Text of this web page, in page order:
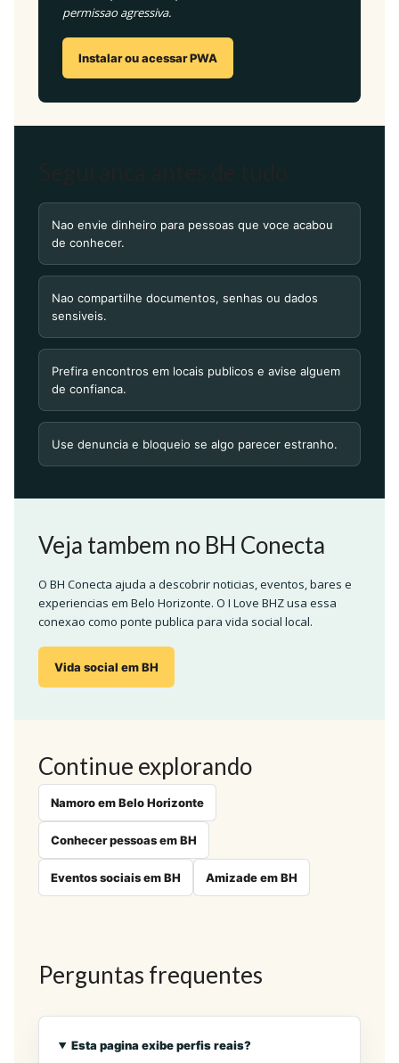
permissao agressiva.
Instalar ou acessar PWA
Nao envie dinheiro para pessoas que voce acabou
de conhecer.
Nao compartilhe documentos, senhas ou dados
sensiveis.
Prefira encontros em locais publicos e avise alguem
de confianca.
Use denuncia e bloqueio se algo parecer estranho.
Veja tambem no BH Conecta
O BH Conecta ajuda a descobrir noticias, eventos, bares e
experiencias em Belo Horizonte. O I Love BHZ usa essa
conexao como ponte publica para vida social local.
Vida social em BH
Continue explorando
Namoro em Belo Horizonte
Conhecer pessoas em BH
Eventos sociais em BH Amizade em BH
Perguntas frequentes
Esta pagina exibe perfis reais?